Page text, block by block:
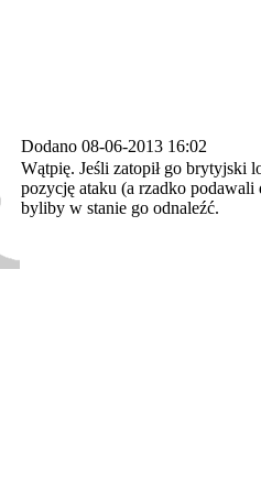
Dodano 08-06-2013 16:02
Wątpię. Jeśli zatopił go brytyjski
pozycję ataku (a rzadko podawali
byliby w stanie go odnaleźć.